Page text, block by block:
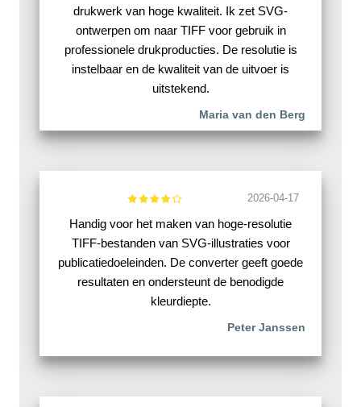
drukwerk van hoge kwaliteit. Ik zet SVG-
ontwerpen om naar TIFF voor gebruik in
professionele drukproducties. De resolutie is
instelbaar en de kwaliteit van de uitvoer is
uitstekend.
Maria van den Berg
2026-04-17
Handig voor het maken van hoge-resolutie
TIFF-bestanden van SVG-illustraties voor
publicatiedoeleinden. De converter geeft goede
resultaten en ondersteunt de benodigde
kleurdiepte.
Peter Janssen